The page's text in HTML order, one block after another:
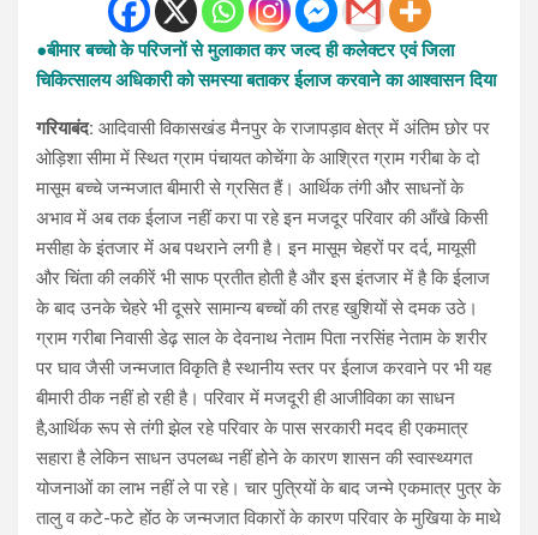
●बीमार बच्चो के परिजनों से मुलाकात कर जल्द ही कलेक्टर एवं जिला
चिकित्सालय अधिकारी को समस्या बताकर ईलाज करवाने का आश्वासन दिया
गरियाबंद: आदिवासी विकासखंड मैनपुर के राजापड़ाव क्षेत्र में अंतिम छोर पर
ओड़िशा सीमा में स्थित ग्राम पंचायत कोचेंगा के आश्रित ग्राम गरीबा के दो
मासूम बच्चे जन्मजात बीमारी से ग्रसित हैं। आर्थिक तंगी और साधनों के
अभाव में अब तक ईलाज नहीं करा पा रहे इन मजदूर परिवार की आँखे किसी
मसीहा के इंतजार में अब पथराने लगी है। इन मासूम चेहरों पर दर्द, मायूसी
और चिंता की लकीरें भी साफ प्रतीत होती है और इस इंतजार में है कि ईलाज
के बाद उनके चेहरे भी दूसरे सामान्य बच्चों की तरह खुशियों से दमक उठे।
ग्राम गरीबा निवासी डेढ़ साल के देवनाथ नेताम पिता नरसिंह नेताम के शरीर
पर घाव जैसी जन्मजात विकृति है स्थानीय स्तर पर ईलाज करवाने पर भी यह
बीमारी ठीक नहीं हो रही है। परिवार में मजदूरी ही आजीविका का साधन
है,आर्थिक रूप से तंगी झेल रहे परिवार के पास सरकारी मदद ही एकमात्र
सहारा है लेकिन साधन उपलब्ध नहीं होने के कारण शासन की स्वास्थ्यगत
योजनाओं का लाभ नहीं ले पा रहे। चार पुत्रियों के बाद जन्मे एकमात्र पुत्र के
तालु व कटे-फटे होंठ के जन्मजात विकारों के कारण परिवार के मुखिया के माथे